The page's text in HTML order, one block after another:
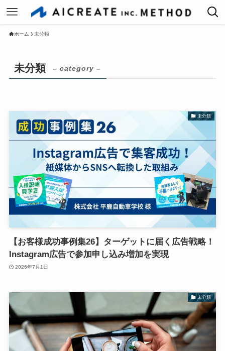
ホーム 未分類
未分類 – category –
未分類
【お客様成功事例集26】ターゲットに届く広告戦略！
Instagram広告で参加申し込み増加を実現
2026年7月1日
未分類